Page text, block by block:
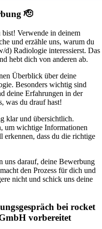
🫡
Verwende in deinem
und erzähle uns, warum du
d) Radiologie interessierst. Das
hebt dich von anderen ab.
Überblick über deine
Besonders wichtig sind
deine Erfahrungen in der
was du drauf hast!
klar und übersichtlich.
um wichtige Informationen
erkennen, dass du die richtige
uns darauf, deine Bewerbung
den Prozess für dich und
nicht und schick uns deine
bei rocket
vorbereitet